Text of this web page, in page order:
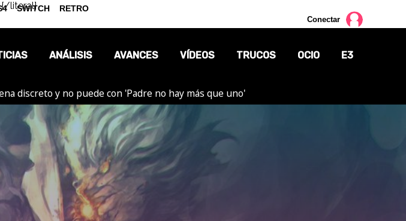
{/literal}
Conectar
ANÁLISIS AVANCES VÍDEOS TRUCOS OCIO E3
discreto y no puede con 'Padre no hay más que uno'
SWITCH RETRO